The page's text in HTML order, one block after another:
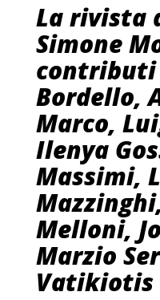
La rivista
Simone
contributi
Bordello,
Marco,
Ilenya
Massimi,
Melloni,
Marzio
Vatikiotis